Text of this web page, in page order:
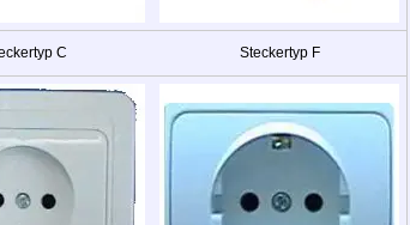
C Steckertyp F